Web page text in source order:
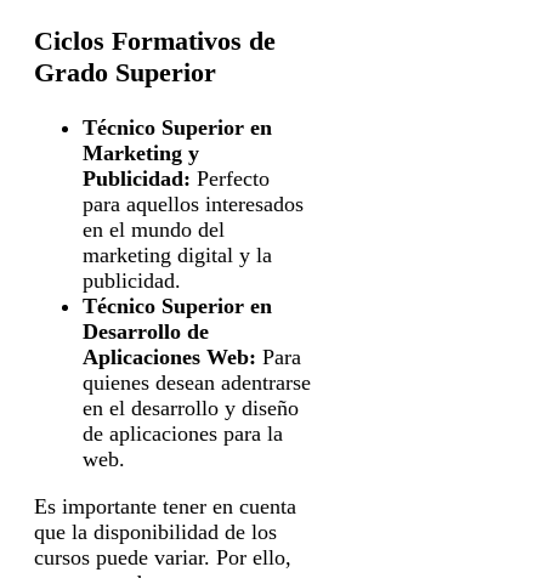
Ciclos Formativos de
Grado Superior
Técnico Superior en
Marketing y
Publicidad: Perfecto
para aquellos interesados
en el mundo del
marketing digital y la
publicidad.
Técnico Superior en
Desarrollo de
Aplicaciones Web: Para
quienes desean adentrarse
en el desarrollo y diseño
de aplicaciones para la
web.
Es importante tener en cuenta
que la disponibilidad de los
cursos puede variar. Por ello,